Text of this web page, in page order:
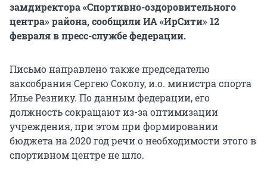
замдиректора «Спортивно-оздоровительного
центра» района, сообщили ИА «ИрСити» 12
февраля в пресс-службе федерации.
Письмо направлено также председателю
заксобрания Сергею Соколу, и.о. министра спорта
Илье Резнику. По данным федерации, его
должность сокращают из-за оптимизации
учреждения, при этом при формировании
бюджета на 2020 год речи о необходимости этого в
спортивном центре не шло.